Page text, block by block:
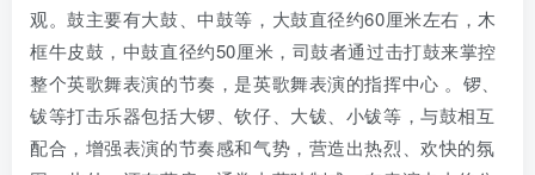
观。鼓主要有大鼓、中鼓等，大鼓直径约60厘米左右，木
框牛皮鼓，中鼓直径约50厘米，司鼓者通过击打鼓来掌控
整个英歌舞表演的节奏，是英歌舞表演的指挥中心 。锣、
钹等打击乐器包括大锣、钦仔、大钹、小钹等，与鼓相互
配合，增强表演的节奏感和气势，营造出热烈、欢快的氛